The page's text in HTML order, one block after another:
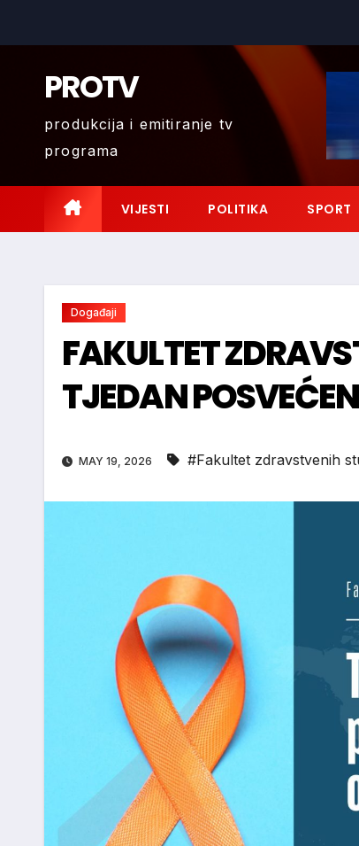
PROTV
produkcija i emitiranje tv
programa
VIJESTI POLITIKA SPORT
Događaji
FAKULTET
TJEDAN
MAY 19, 2026 #Fakultet zdravstvenih